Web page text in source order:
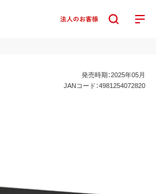
発売時期：2025年05月
JANコード：4981254072820